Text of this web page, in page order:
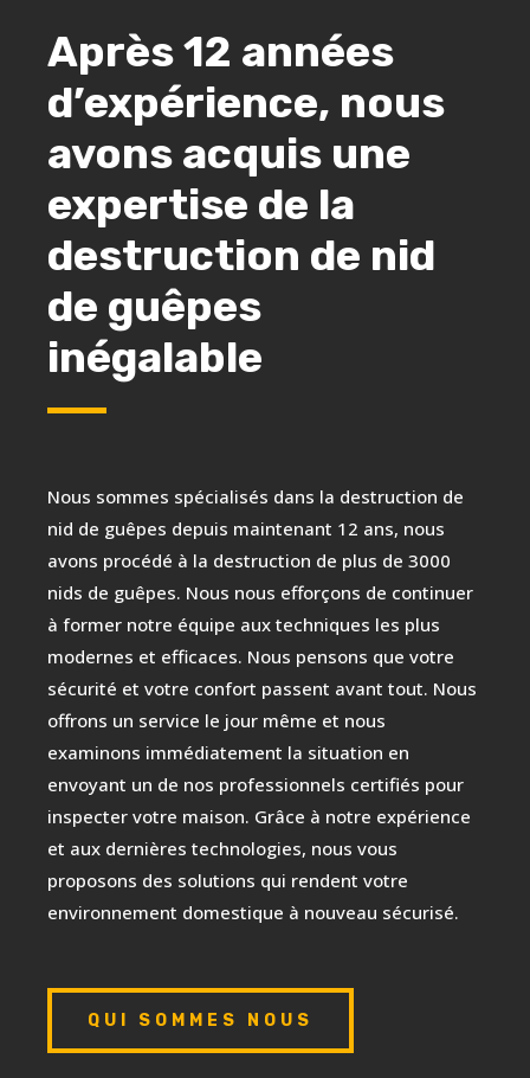
Après 12 années
d’expérience, nous
avons acquis une
expertise de la
destruction de nid
de guêpes
inégalable
Nous sommes spécialisés dans la destruction de
nid de guêpes depuis maintenant 12 ans, nous
avons procédé à la destruction de plus de 3000
nids de guêpes. Nous nous efforçons de continuer
à former notre équipe aux techniques les plus
modernes et efficaces. Nous pensons que votre
sécurité et votre confort passent avant tout. Nous
offrons un service le jour même et nous
examinons immédiatement la situation en
envoyant un de nos professionnels certifiés pour
inspecter votre maison. Grâce à notre expérience
et aux dernières technologies, nous vous
proposons des solutions qui rendent votre
environnement domestique à nouveau sécurisé.
QUI SOMMES NOUS